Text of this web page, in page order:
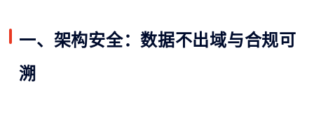
一、架构安全：数据不出域与合规可
溯